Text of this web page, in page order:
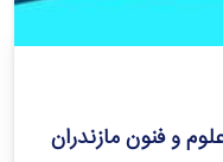
و فنون مازندران